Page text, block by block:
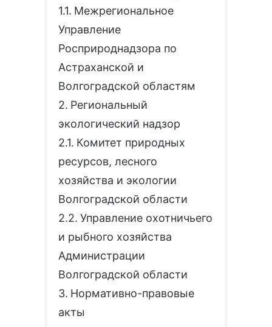
Межрегиональное
Управление
Росприроднадзора по
Астраханской и
Волгоградской областям
Региональный
экологический надзор
Комитет природных
ресурсов, лесного
хозяйства и экологии
Волгоградской области
Управление охотничьего
и рыбного хозяйства
Администрации
Волгоградской области
Нормативно-правовые
акты